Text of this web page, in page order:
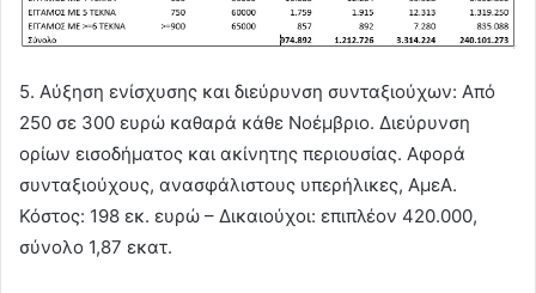
5. Αύξηση ενίσχυσης και διεύρυνση συνταξιούχων: Από
250 σε 300 ευρώ καθαρά κάθε Νοέμβριο. Διεύρυνση
ορίων εισοδήματος και ακίνητης περιουσίας. Αφορά
συνταξιούχους, ανασφάλιστους υπερήλικες, ΑμεΑ.
Κόστος: 198 εκ. ευρώ – Δικαιούχοι: επιπλέον 420.000,
σύνολο 1,87 εκατ.